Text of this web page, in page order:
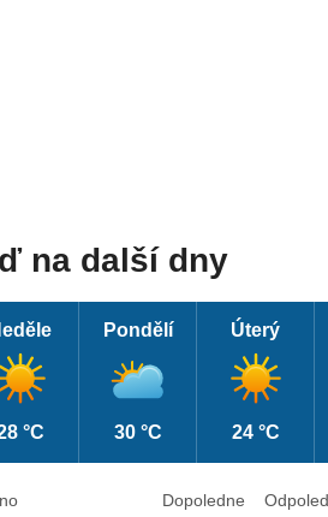
na další dny
°C
Pondělí
30 °C
Úterý
24 °C
Dopoledne